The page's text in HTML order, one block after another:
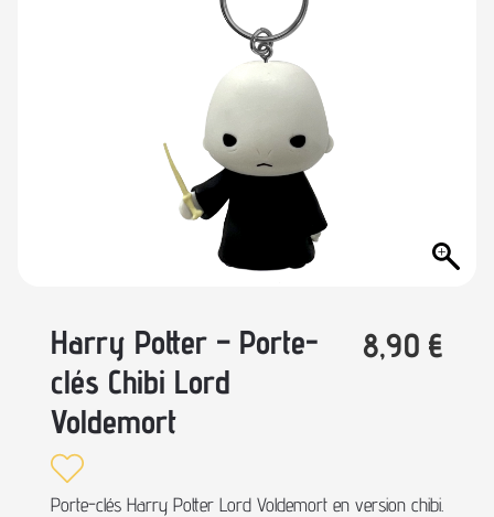
Harry Potter – Porte-
clés Chibi Lord
Voldemort
8,90 €
Porte-clés Harry Potter Lord Voldemort en version chibi.